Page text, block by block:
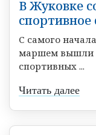
В Жуковке
спортивное
С самого
маршем вышли
спортивных ...
Читать далее